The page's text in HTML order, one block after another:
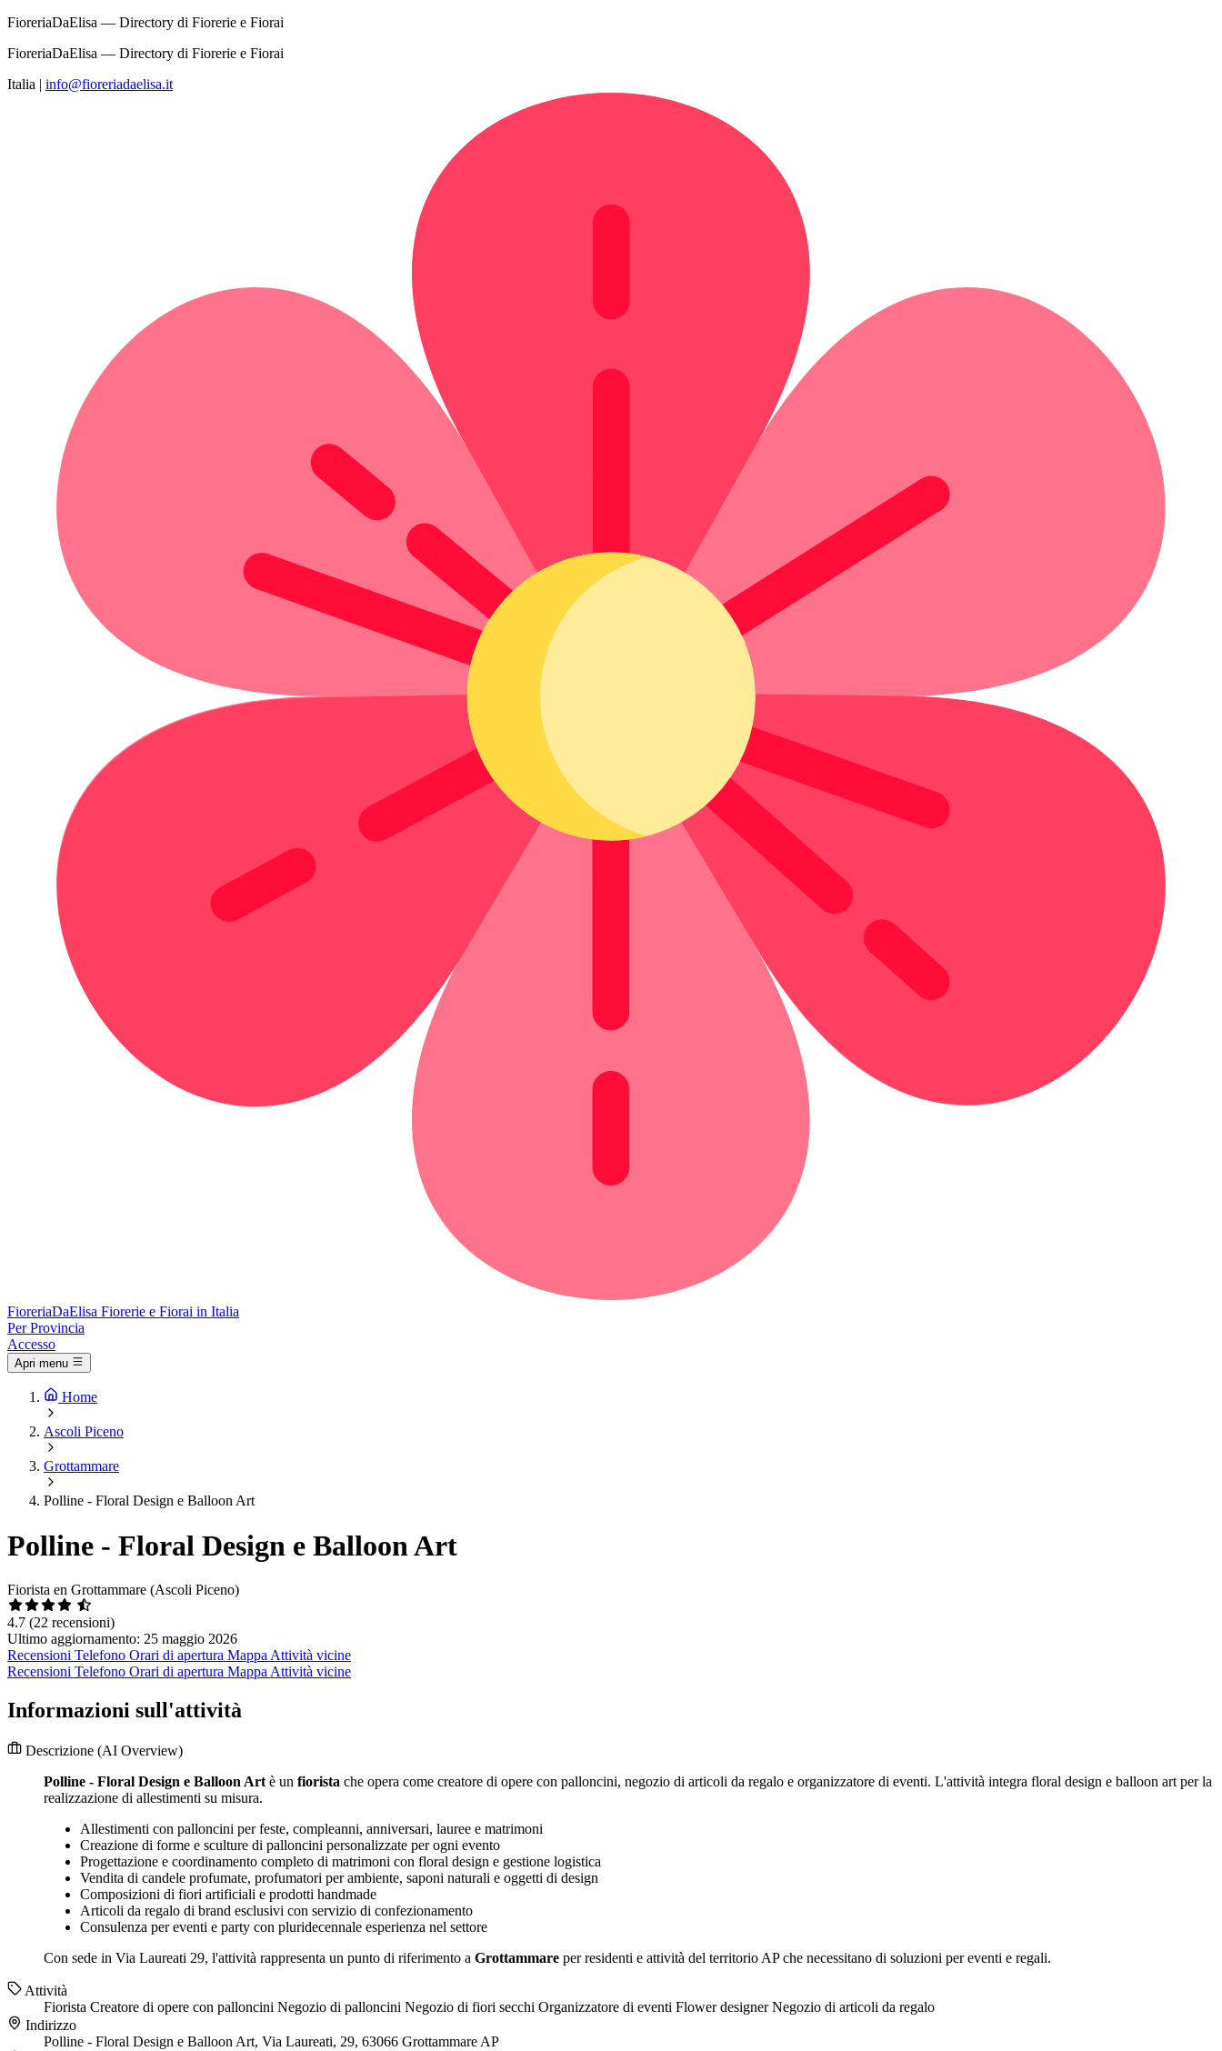
FioreriaDaElisa — Directory di Fiorerie e Fiorai
FioreriaDaElisa — Directory di Fiorerie e Fiorai
Italia | info@fioreriadaelisa.it
FioreriaDaElisa Fiorerie e Fiorai in Italia
Per Provincia
Accesso
Apri menu
Home
Ascoli Piceno
Grottammare
Polline - Floral Design e Balloon Art
Polline - Floral Design e Balloon Art
Fiorista en Grottammare (Ascoli Piceno)
4.7 (22 recensioni)
Ultimo aggiornamento: 25 maggio 2026
Recensioni Telefono Orari di apertura Mappa Attività vicine
Recensioni Telefono Orari di apertura Mappa Attività vicine
Informazioni sull'attività
Descrizione (AI Overview)
Polline - Floral Design e Balloon Art è un fiorista che opera come creatore di opere con palloncini, negozio di articoli da regalo e organizzatore di eventi. L'attività integra floral design e balloon art per la
realizzazione di allestimenti su misura.
Allestimenti con palloncini per feste, compleanni, anniversari, lauree e matrimoni
Creazione di forme e sculture di palloncini personalizzate per ogni evento
Progettazione e coordinamento completo di matrimoni con floral design e gestione logistica
Vendita di candele profumate, profumatori per ambiente, saponi naturali e oggetti di design
Composizioni di fiori artificiali e prodotti handmade
Articoli da regalo di brand esclusivi con servizio di confezionamento
Consulenza per eventi e party con pluridecennale esperienza nel settore
Con sede in Via Laureati 29, l'attività rappresenta un punto di riferimento a Grottammare per residenti e attività del territorio AP che necessitano di soluzioni per eventi e regali.
Attività
Fiorista Creatore di opere con palloncini Negozio di palloncini Negozio di fiori secchi Organizzatore di eventi Flower designerNegozio di articoli da regalo
Indirizzo
Polline - Floral Design e Balloon Art, Via Laureati, 29, 63066 Grottammare AP